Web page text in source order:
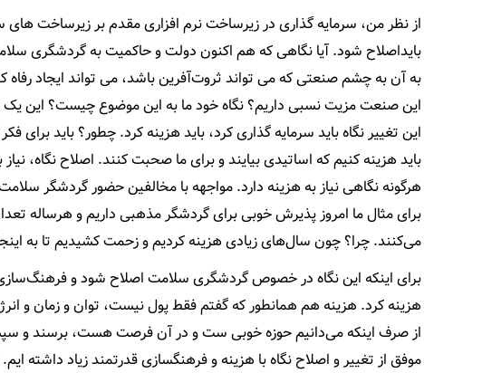
از نظر من، سرمایه گذاری در زیرساخت نرم افزاری مقدم بر زیرساخت
بایداصلاح شود. آیا نگاهی که هم اکنون دولت و حاکمیت به گردشگری
به آن به چشم صنعتی که می تواند ثروت‌آفرین باشد، می تواند ایجاد رفاه
این صنعت مزیت نسبی داریم؟ نگاه خود ما به این موضوع چیست؟ این یک
این تغییر نگاه باید سرمایه گذاری کرد، باید هزینه کرد. چطور؟ باید
باید هزینه کنیم که اساتیدی بیایند و برای ما صحبت کنند. اصلاح نگاه،
هرگونه نگاهی نیاز به هزینه دارد. مواجهه با مخالفین حضور گردشگر
برای مثال ما امروز پذیرش خوبی برای گردشگر مذهبی داریم و هرساله
می‌کنند. چرا؟ چون سال‌های زیادی هزینه کردیم و زحمت کشیدیم تا به
برای اینکه این نگاه در خصوص گردشگری سلامت اصلاح شود و
هزینه کرد. هزینه هم همانطور که گفتم فقط پول نیست، توان و زمان و
از صرف اینکه می‌دانیم حوزه خوبی ست و در آن فرصت هست، برسند و سپس
موفق از تغییر و اصلاح نگاه با هزینه و فرهنگسازی قدرتمند زیاد